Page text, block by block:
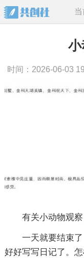
当
记
时间：2026-06-03
有关小动物观
一天就要结束
好好写写日记了。